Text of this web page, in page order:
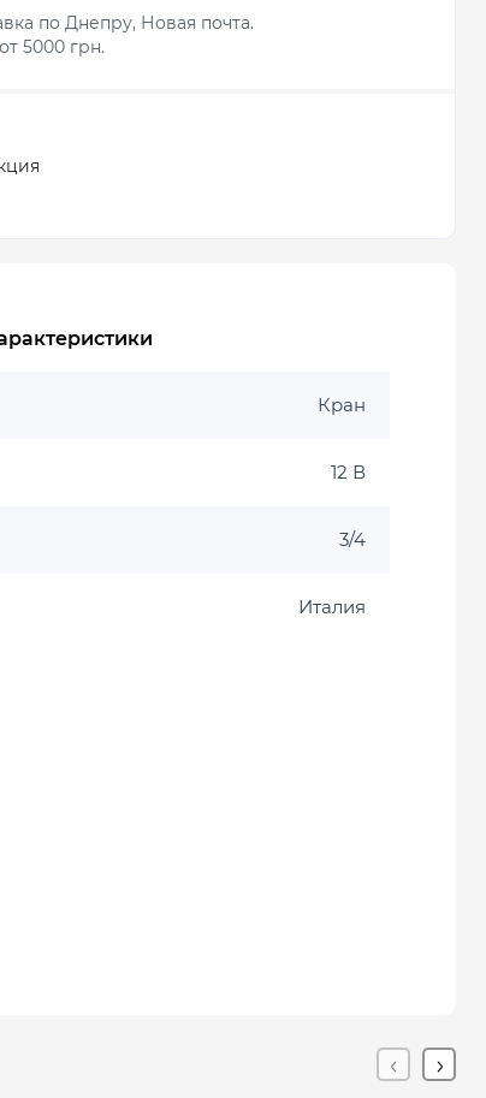
по Днепру, Новая почта.
5000 грн.
Кран
12 В
3/4
Италия